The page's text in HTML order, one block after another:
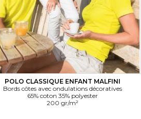
POLO CLASSIQUE ENFANT MALFINI
Bords côtes avec ondulations décoratives
65% coton 35% polyester
200 gr/m²